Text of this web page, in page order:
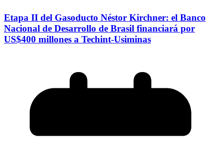
Etapa II del Gasoducto Néstor Kirchner: el Banco
Nacional de Desarrollo de Brasil financiará por
US$400 millones a Techint-Usiminas